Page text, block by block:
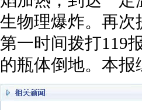
生物理爆炸。再次
第一时间拨打119
的瓶体倒地。本报